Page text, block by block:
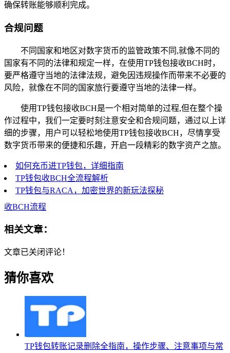
确保转账能够顺利完成。
合规问题
不同国家和地区对数字货币的监管政策不同,就像不同的
国家有不同的法律和规定一样，在使用TP钱包接收BCH时，
要严格遵守当地的法律法规，避免因违规操作而带来不必要的
风险，就像在不同的国家旅行要遵守当地的法律一样。
使用TP钱包接收BCH是一个相对简单的过程,但在整个操
作过程中，我们一定要时刻注意安全和合规问题，通过以上详
细的步骤，用户可以轻松地使用TP钱包接收BCH，尽情享受
数字货币带来的便捷和乐趣，开启一段精彩的数字资产之旅。
如何充币进TP钱包，详细指南
TP钱包收BCH全流程解析
TP钱包与RACA，加密世界的新玩法探秘
收BCH流程
相关文章：
文章已关闭评论！
猜你喜欢
TP钱包转账记录删除全指南，操作步骤、注意事项与常